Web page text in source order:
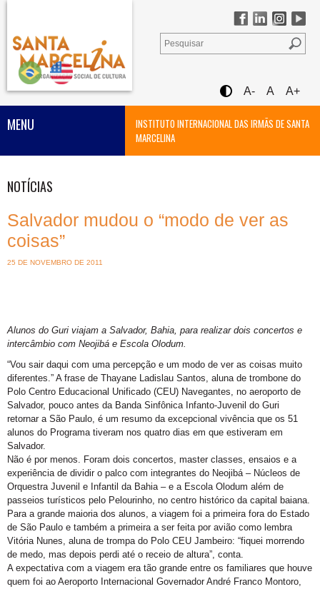
A- A A+
INSTITUTO INTERNACIONAL DAS IRMÃS DE SANTA
MARCELINA
MENU
NOTÍCIAS
Salvador mudou o “modo de ver as
coisas”
25 DE NOVEMBRO DE 2011
Alunos do Guri viajam a Salvador, Bahia, para realizar dois concertos e
intercâmbio com Neojibá e Escola Olodum.
“Vou sair daqui com uma percepção e um modo de ver as coisas muito
diferentes.” A frase de Thayane Ladislau Santos, aluna de trombone do
Polo Centro Educacional Unificado (CEU) Navegantes, no aeroporto de
Salvador, pouco antes da Banda Sinfônica Infanto-Juvenil do Guri
retornar a São Paulo, é um resumo da excepcional vivência que os 51
alunos do Programa tiveram nos quatro dias em que estiveram em
Salvador.
Não é por menos. Foram dois concertos, master classes, ensaios e a
experiência de dividir o palco com integrantes do Neojibá – Núcleos de
Orquestra Juvenil e Infantil da Bahia – e a Escola Olodum além de
passeios turísticos pelo Pelourinho, no centro histórico da capital baiana.
Para a grande maioria dos alunos, a viagem foi a primeira fora do Estado
de São Paulo e também a primeira a ser feita por avião como lembra
Vitória Nunes, aluna de trompa do Polo CEU Jambeiro: “fiquei morrendo
de medo, mas depois perdi até o receio de altura”, conta.
A expectativa com a viagem era tão grande entre os familiares que houve
quem foi ao Aeroporto Internacional Governador André Franco Montoro,